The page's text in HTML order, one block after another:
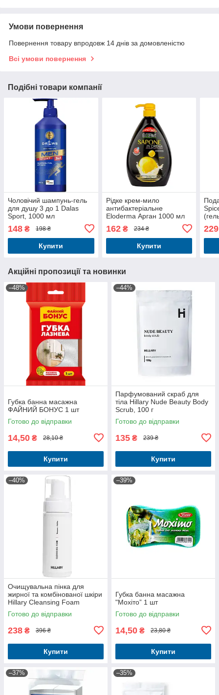
Умови повернення
Повернення товару впродовж 14 днів за домовленістю
Всі умови повернення
Подібні товари компанії
Чоловічий шампунь-гель
для душу 3 до 1 Dalas
Sport, 1000 мл
148 ₴ 198 ₴
Купити
Рідке крем-мило
антибактеріальне
Eloderma Арган 1000 мл
162₴ 234 ₴
Купити
50
229
Акційні пропозиції та новинки
–48%
Губка банна масажна
ФАЙНИЙ БОНУС 1 шт
Готово до відправки
14,50 ₴ 28,10 ₴
Купити
–44%
Парфумований скраб для
тіла Hillary Nude Beauty Body
Scrub, 100 г
Готово до відправки
135 ₴ 239 ₴
Купити
–40%
Очищувальна пінка для
жирної та комбінованої шкіри
Hillary Cleansing Foam
Tamanu + Jojoba oil 150 мл
Готово до відправки
238 ₴ 396 ₴
Купити
–39%
Губка банна масажна
"Мохіто” 1 шт
Готово до відправки
14,50 ₴ 23,80 ₴
Купити
–37% –35%